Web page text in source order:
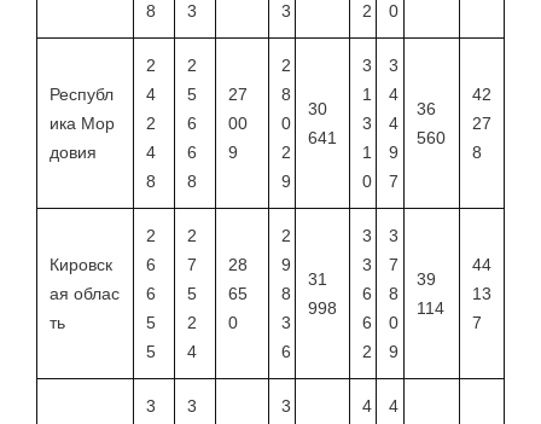
8
3
3
2
0
Республ
ика Мор
довия
2
4
2
4
8
2
5
6
6
8
27
00
9
2
8
0
2
9
30
641
3
1
3
1
0
3
4
4
9
7
36
560
42
27
8
Кировск
ая облас
ть
2
6
6
5
5
2
7
5
2
4
28
65
0
2
9
8
3
6
31
998
3
3
6
6
2
3
7
8
0
9
39
114
44
13
7
3
3
3
4
4